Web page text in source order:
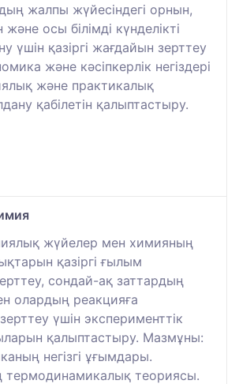
жалпы жүйесіндегі орнын,
осы білімді күнделікті
үшін қазіргі жағдайын зерттеу
және кәсіпкерлік негіздері
және практикалық
қабілетін қалыптастыру.
жүйелер мен химияның
қазіргі ғылым
сондай-ақ заттардың
олардың реакцияға
зерттеу үшін эксперименттік
қалыптастыру. Мазмұны:
негізгі ұғымдары.
термодинамикалық теориясы.